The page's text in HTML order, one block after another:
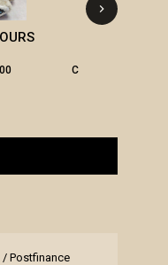
CHF 28.00
/ Postfinance